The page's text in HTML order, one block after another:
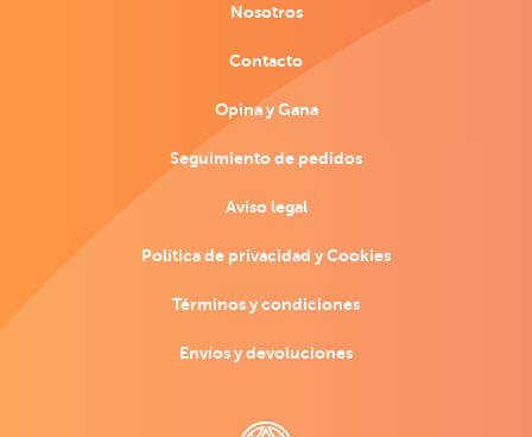
Nosotros
Contacto
Opina y Gana
Seguimiento de pedidos
Aviso legal
Política de privacidad y Cookies
Términos y condiciones
Envíos y devoluciones